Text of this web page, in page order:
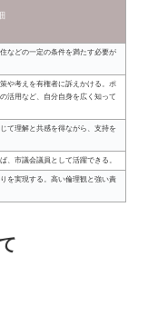
などの一定の条件を満たす必要が
や考えを有権者に訴えかける。ポ
活用など、自分自身を広く知って
て理解と共感を得ながら、支持を
、市議会議員として活躍できる。
を実現する。高い倫理観と強い責